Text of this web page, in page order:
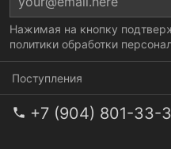
Нажимая на кнопку
политики обработки
Поступления
+7 (904) 801-33-